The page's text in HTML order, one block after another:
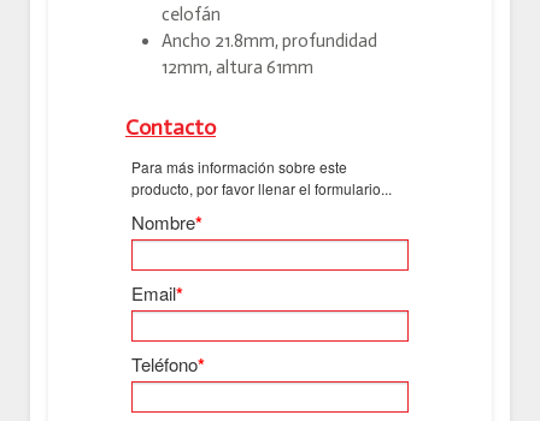
celofán
Ancho 21.8mm, profundidad
12mm, altura 61mm
Contacto
Para más información sobre este
producto, por favor llenar el formulario...
Nombre*
Email*
Teléfono*